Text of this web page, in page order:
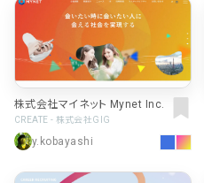
株式会社マイネット Mynet Inc.
CREATE - 株式会社GIG
y.kobayashi